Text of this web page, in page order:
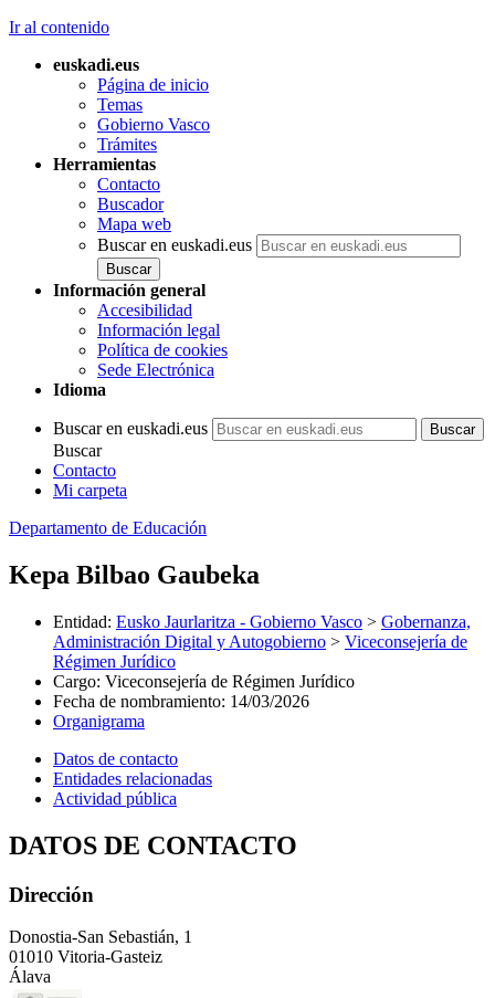
Ir al contenido
euskadi.eus
Página de inicio
Temas
Gobierno Vasco
Trámites
Herramientas
Contacto
Buscador
Mapa web
Buscar en euskadi.eus
Información general
Accesibilidad
Información legal
Política de cookies
Sede Electrónica
Idioma
Buscar en euskadi.eus
Buscar
Contacto
Mi carpeta
Departamento de Educación
Kepa Bilbao Gaubeka
Entidad: Eusko Jaurlaritza - Gobierno Vasco > Gobernanza,
Administración Digital y Autogobierno > Viceconsejería de
Régimen Jurídico
Cargo: Viceconsejería de Régimen Jurídico
Fecha de nombramiento: 14/03/2026
Organigrama
Datos de contacto
Entidades relacionadas
Actividad pública
DATOS DE CONTACTO
Dirección
Donostia-San Sebastián, 1
01010 Vitoria-Gasteiz
Álava